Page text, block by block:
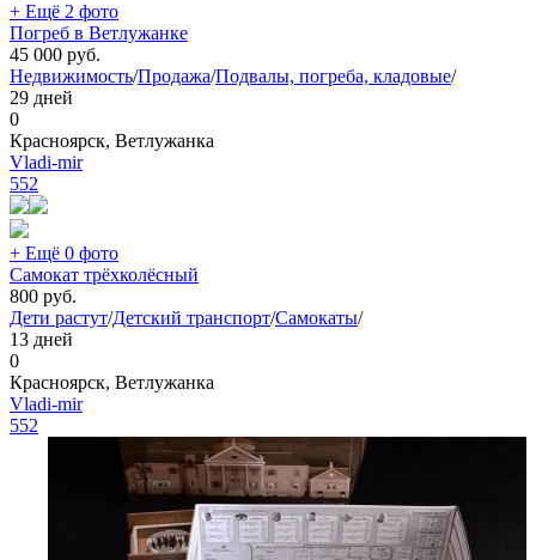
+ Ещё 2 фото
Погреб в Ветлужанке
45 000 руб.
Недвижимость/Продажа/Подвалы, погреба, кладовые/
29 дней
0
Красноярск, Ветлужанка
Vladi-mir
552
+ Ещё 0 фото
Самокат трёхколёсный
800 руб.
Дети растут/Детский транспорт/Самокаты/
13 дней
0
Красноярск, Ветлужанка
Vladi-mir
552